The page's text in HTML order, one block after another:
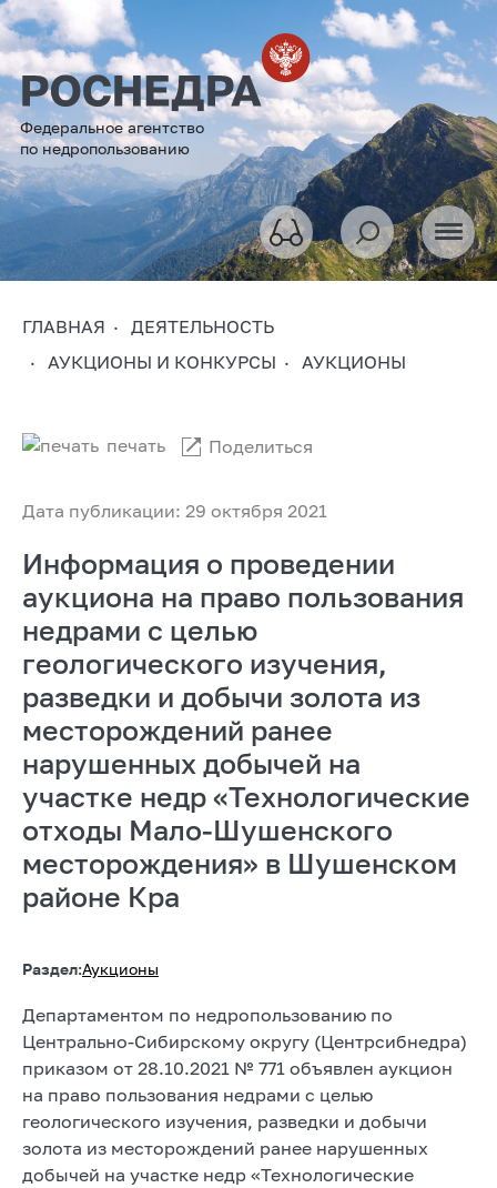
Федеральное агентство
по недропользованию
ГЛАВНАЯ
ДЕЯТЕЛЬНОСТЬ
АУКЦИОНЫ И КОНКУРСЫ
АУКЦИОНЫ
Дата публикации: 29 октября 2021
печать Поделиться
Информация о проведении
аукциона на право пользования
недрами с целью
геологического изучения,
разведки и добычи золота из
месторождений ранее
нарушенных добычей на
участке недр «Технологические
отходы Мало-Шушенского
месторождения» в Шушенском
районе Кра
Раздел:Аукционы
Департаментом по недропользованию по
Центрально-Сибирскому округу (Центрсибнедра)
приказом от 28.10.2021 № 771 объявлен аукцион
на право пользования недрами с целью
геологического изучения, разведки и добычи
золота из месторождений ранее нарушенных
добычей на участке недр «Технологические